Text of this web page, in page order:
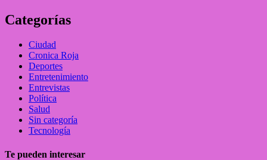
Categorías
Ciudad
Cronica Roja
Deportes
Entretenimiento
Entrevistas
Política
Salud
Sin categoría
Tecnología
Te pueden interesar